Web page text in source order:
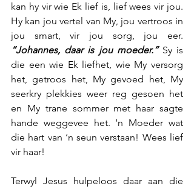
kan hy vir wie Ek lief is, lief wees vir jou.
Hy kan jou vertel van My, jou vertroos in
“Johannes, daar is jou moeder.” Sy is
die een wie Ek liefhet, wie My versorg
het, getroos het, My gevoed het, My
seerkry plekkies weer reg gesoen het
en My trane sommer met haar sagte
hande weggevee het. ‘n Moeder wat
die hart van ‘n seun verstaan! Wees lief
vir haar!
Terwyl Jesus hulpeloos daar aan die